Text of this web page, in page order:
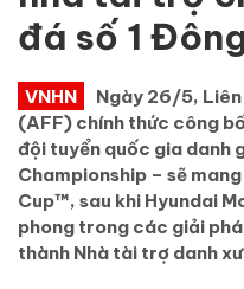
đá số 1
VNHN
Ngày 26/5, Liên
(AFF) chính thức công
đội tuyển quốc gia danh
Championship – sẽ
Cup™, sau khi Hyundai
phong trong các giải
thành Nhà tài trợ danh